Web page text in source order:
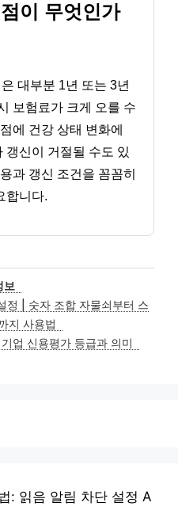
이 무엇인가
대부분 1년 또는 3년
보험료가 크게 오를 수
에 건강 상태 변화에
갱신이 거절될 수도 있
과 갱신 조건을 꼼꼼히
합니다.
보
정 | 숫자 조합 자물쇠부터 스
지 사용법
업 신용평가 등급과 의미
: 읽음 알림 차단 설정 A